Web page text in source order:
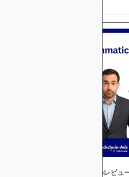
プラットフォームとツールのレビュ